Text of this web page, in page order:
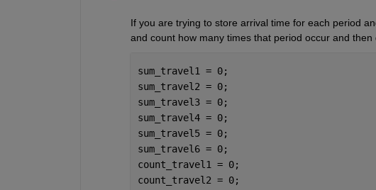
If you are trying to store arrival time for each period
and count how many times that period occur and
sum_travel1 = 0;
sum_travel2 = 0;
sum_travel3 = 0;
sum_travel4 = 0;
sum_travel5 = 0;
sum_travel6 = 0;
count_travel1 = 0;
count_travel2 = 0;